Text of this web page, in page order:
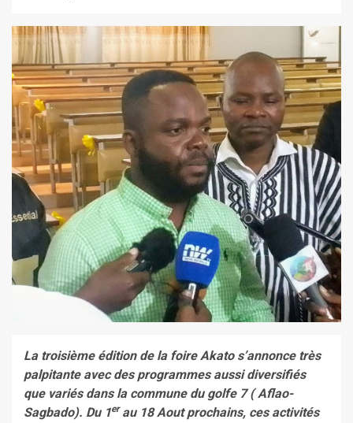
La troisième édition de la foire Akato s’annonce très
palpitante avec des programmes aussi diversifiés
que variés dans la commune du golfe 7 ( Aflao-
Sagbado). Du 1erau 18 Aout prochains, ces activités